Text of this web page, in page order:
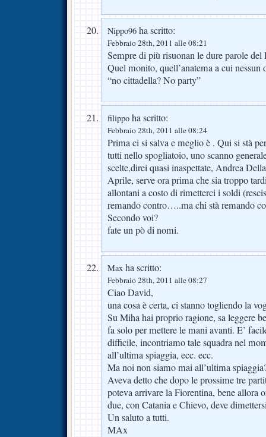
Nippo96 ha scritto:
Febbraio 28th, 2011 alle 08:21
Sempre di più risuonan le dure parole
Quel monito, quell’anatema a cui nessun
“no cittadella? No party”
filippo ha scritto:
Febbraio 28th, 2011 alle 08:24
Prima ci si salva e meglio è . Qui si stà
tutti nello spogliatoio, uno scanno
scelte,direi quasi inaspettate, Andrea
Aprile, serve ora prima che sia troppo
allontani a costo di rimetterci i soldi
remando contro…..ma chi stà remando
Secondo voi?
fate un pò di nomi.
Max ha scritto:
Febbraio 28th, 2011 alle 08:27
Ciao David,
una cosa è certa, ci stanno togliendo la
Su Miha hai proprio ragione, sa leggere
fa solo per mettere le mani avanti. E’
difficile, incontriamo tale squadra nel
all’ultima spiaggia, ecc. ecc.
Ma noi non siamo mai all’ultima
Aveva detto che dopo le prossime tre
poteva arrivare la Fiorentina, bene allora
due, con Catania e Chievo, deve
Un saluto a tutti.
MAx